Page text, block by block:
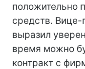
положительно
средств. Вице-
выразил
время можно
контракт с